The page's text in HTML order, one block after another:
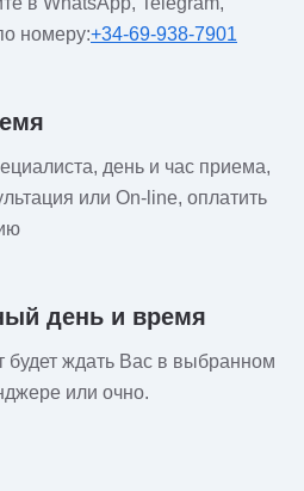
номеру:+34-69-938-7901
день и час приема,
или On-line, оплатить
день и время
будет ждать Вас в выбранном
или очно.